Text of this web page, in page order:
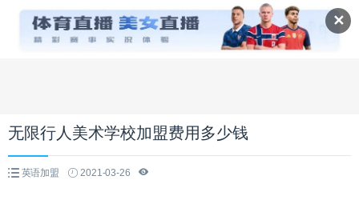
✕
无限行人美术学校加盟费用多少钱
英语加盟 2021-03-26